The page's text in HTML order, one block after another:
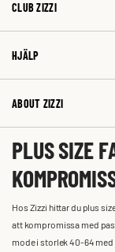
CLUB ZIZZI
HJÄLP
ABOUT ZIZZI
PLUS SIZE
Hos Zizzi hittar du plus
att kompromissa med
mode i storlek 40-64 med